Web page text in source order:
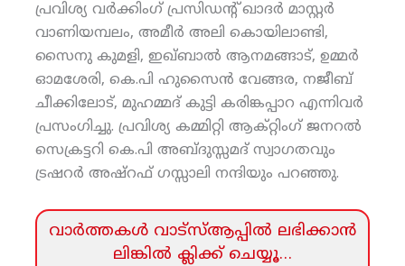
പ്രവിശ്യ വര്‍ക്കിംഗ് പ്രസിഡന്റ് ഖാദര്‍ മാസ്റ്റര്‍
വാണിയമ്പലം, അമീര്‍ അലി കൊയിലാണ്ടി,
സൈനു കുമളി, ഇഖ്ബാല്‍ ആനമങ്ങാട്, ഉമ്മര്‍
ഓമശേരി, കെ.പി ഹുസൈന്‍ വേങ്ങര, നജീബ്
ചീക്കിലോട്, മുഹമ്മദ് കുട്ടി കരിങ്കപ്പാറ എന്നിവര്‍
പ്രസംഗിച്ചു. പ്രവിശ്യ കമ്മിറ്റി ആക്റ്റിംഗ് ജനറല്‍
സെക്രട്ടറി കെ.പി അബ്ദുസ്സമദ് സ്വാഗതവും
ട്രഷറര്‍ അഷ്‌റഫ് ഗസ്സാലി നന്ദിയും പറഞ്ഞു.
വാര്‍ത്തകള്‍ വാട്‌സ്‌ആപ്പില്‍ ലഭിക്കാന്‍
ലിങ്കില്‍ ക്ലിക്ക്‌ ചെയ്യൂ…